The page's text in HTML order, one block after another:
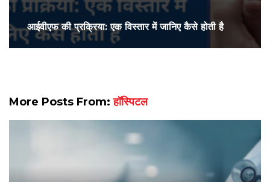
आईवीएफ की प्रक्रिया: एक विस्तार में जानिए कैसे होती है
More Posts From:हॉस्पिटल